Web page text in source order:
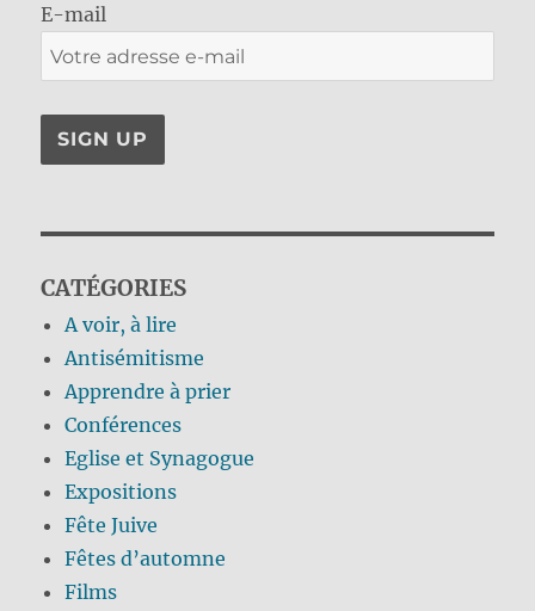
E-mail
CATÉGORIES
A voir, à lire
Antisémitisme
Apprendre à prier
Conférences
Eglise et Synagogue
Expositions
Fête Juive
Fêtes d’automne
Films